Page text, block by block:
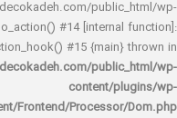
domains/decokadeh.com/
do_action() #14
#15
domains/decokadeh.com/
Frontend/